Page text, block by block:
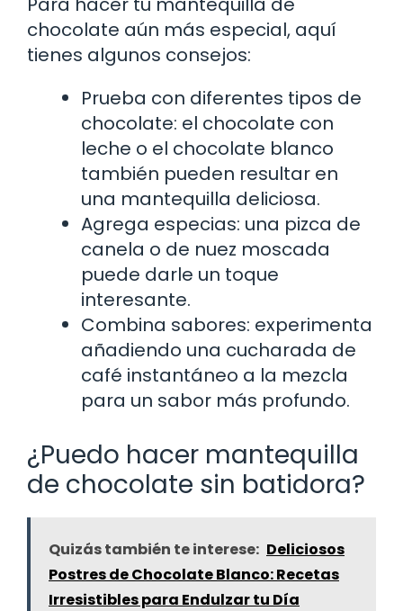
chocolate aún más especial, aquí
tienes algunos consejos:
Prueba con diferentes tipos de
chocolate: el chocolate con
leche o el chocolate blanco
también pueden resultar en
una mantequilla deliciosa.
Agrega especias: una pizca de
canela o de nuez moscada
puede darle un toque
interesante.
Combina sabores: experimenta
añadiendo una cucharada de
café instantáneo a la mezcla
para un sabor más profundo.
¿Puedo hacer mantequilla
de chocolate sin batidora?
Quizás también te interese: Deliciosos
Postres de Chocolate Blanco: Recetas
Irresistibles para Endulzar tu Día